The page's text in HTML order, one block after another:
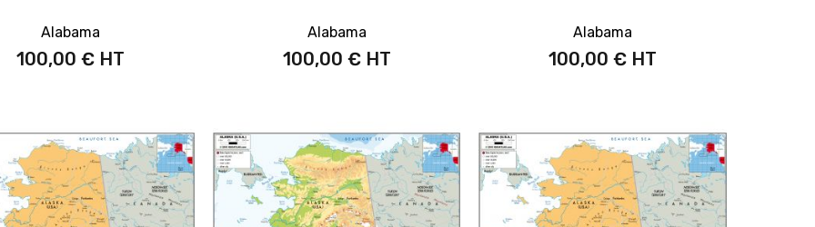
Alabama
100,00 €
Alabama
100,00 €
Alabama
100,00 €